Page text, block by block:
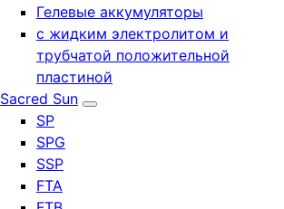
Гелевые аккумуляторы
с жидким электролитом и
трубчатой положительной
пластиной
Sacred Sun
SP
SPG
SSP
FTA